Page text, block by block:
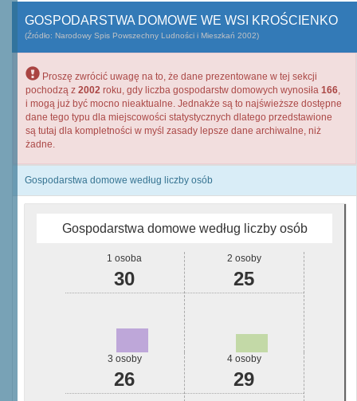
GOSPODARSTWA DOMOWE WE WSI KROŚCIENKO
(Źródło: Narodowy Spis Powszechny Ludności i Mieszkań 2002)
Proszę zwrócić uwagę na to, że dane prezentowane w tej sekcji
pochodzą z 2002 roku, gdy liczba gospodarstw domowych wynosiła 166,
i mogą już być mocno nieaktualne. Jednakże są to najświeższe dostępne
dane tego typu dla miejscowości statystycznych dlatego przedstawione
są tutaj dla kompletności w myśl zasady lepsze dane archiwalne, niż
żadne.
Gospodarstwa domowe według liczby osób
Gospodarstwa domowe według liczby osób
1 osoba
30
2 osoby
25
3 osoby
26
4 osoby
29